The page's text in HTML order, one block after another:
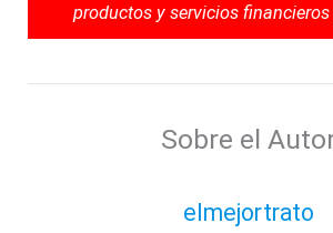
productos y servicios financieros
Sobre el
elmejortrato